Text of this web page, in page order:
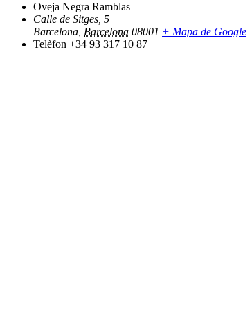
Oveja Negra Ramblas
Calle de Sitges, 5
Barcelona Barcelona 08001 + Mapa de Google
Telèfon +34 93 317 10 87